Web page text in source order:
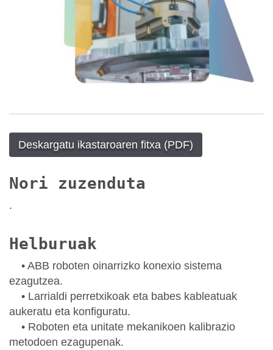
Deskargatu ikastaroaren fitxa (PDF)
Nori zuzenduta
.
Helburuak
• ABB roboten oinarrizko konexio sistema
ezagutzea.
• Larrialdi perretxikoak eta babes kableatuak
aukeratu eta konfiguratu.
• Roboten eta unitate mekanikoen kalibrazio
metodoen ezagupenak.